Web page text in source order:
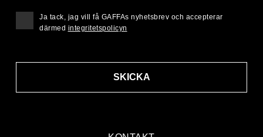
SKICKA
Ja tack, jag vill få GAFFAs nyhetsbrev och accepterar
därmed integritetspolicyn